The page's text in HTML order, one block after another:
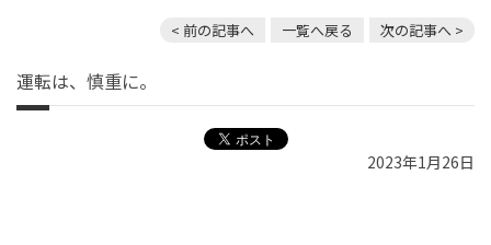
< 前の記事へ 一覧へ戻る 次の記事へ >
運転は、慎重に。
2023年1月26日